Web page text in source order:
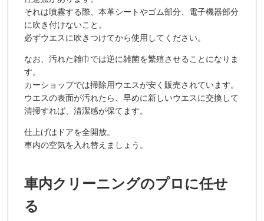
それは噴霧する際、本革シートやゴム部分、電子機器部分
に吹き付けないこと。
必ずウエスに吹きつけてから使用してください。
なお、汚れた雑巾では逆に雑菌を繁殖させることになりま
す。
カーショップでは掃除用ウエスが安く販売されています。
ウエスの表面が汚れたら、早めに新しいウエスに交換して
清掃すれば、清潔感が保てます。
仕上げはドアを全開放。
車内の空気を入れ替えましょう。
車内クリーニングのプロに任せ
る